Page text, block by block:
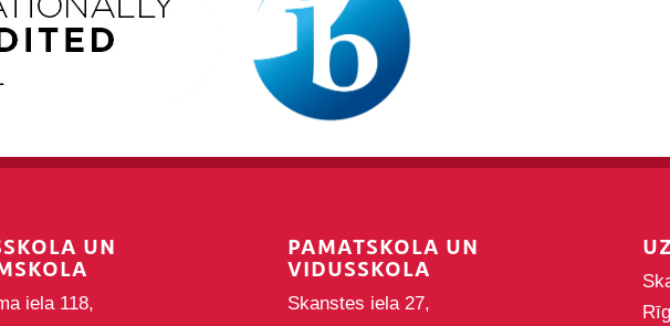
UN
iela 118,
PAMATSKOLA UN
VIDUSSKOLA
Skanstes iela 27,